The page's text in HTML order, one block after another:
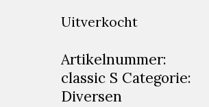
was:
Uitverkocht
Artikelnummer:
classic S Categorie:
Diversen